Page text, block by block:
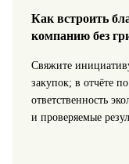
Как встроить
компанию без
Свяжите
закупок; в отчёте
ответственность
и проверяемые